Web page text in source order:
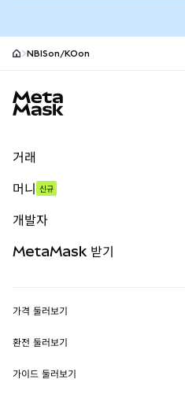
NBISon/KOon
거래
무기한 선물
실물자산
머니 신규
개발자
MetaMask Connect
Snaps
MetaMask 받기
보안
가격 둘러보기
이더리움 가격
솔라나 가격
환전 둘러보기
ETH를 USD로 환전
가이드 둘러보기